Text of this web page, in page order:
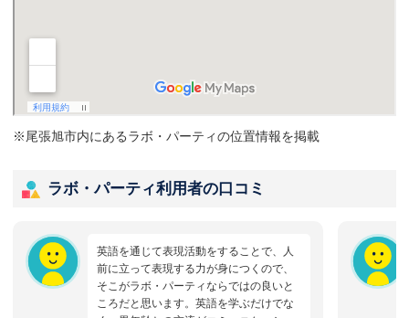
※尾張旭市内にあるラボ・パーティの位置情報を掲載
ラボ・パーティ利用者の口コミ
英語を通じて表現活動をすることで、人
前に立って表現する力が身につくので、
そこがラボ・パーティならではの良いと
ころだと思います。英語を学ぶだけでな